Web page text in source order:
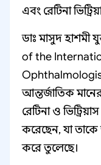
এবং রেটিনা
ডাঃ মাসুদ হাশমী
of the
আন্তর্জাতিক মানের
রেটিনা ও
করেছেন, যা
করে তুলেছে।